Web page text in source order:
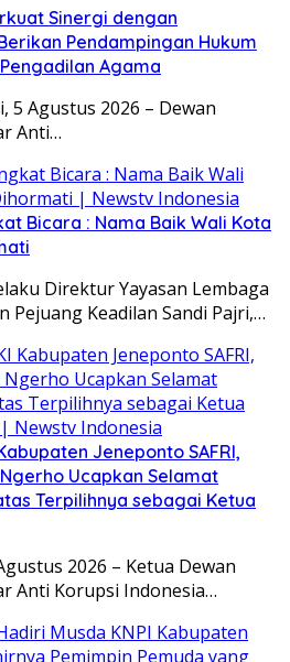
Sinergi dengan
Pendampingan Hukum
Agama
5 Agustus 2026 – Dewan
Anti…
Bicara : Nama Baik Wali Kota
Direktur Yayasan Lembaga
Pejuang Keadilan Sandi Pajri,…
Jeneponto SAFRI,
Ngerho Ucapkan Selamat
Terpilihnya sebagai Ketua
2026 – Ketua Dewan
Anti Korupsi Indonesia…